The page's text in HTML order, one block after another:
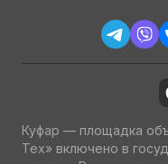
Куфар — площадка
Тех» включено в